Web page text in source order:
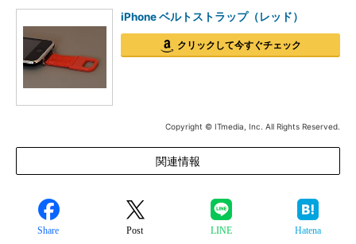
iPhone ベルトストラップ（レッド）
クリックして今すぐチェック
Copyright © ITmedia, Inc. All Rights Reserved.
関連情報
Share Post LINE Hatena